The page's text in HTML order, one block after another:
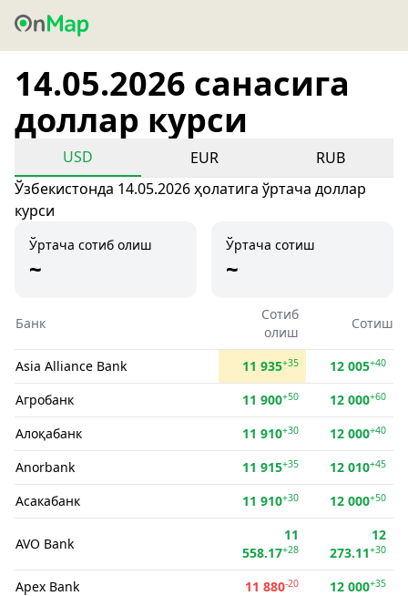
14.05.2026 санасига
доллар курси
USD EUR
RUB
Ўзбекистонда 14.05.2026 ҳолатига ўртача доллар
курси
Ўртача сотиб олиш
~
Ўртача сотиш
~
Банк
Сотиб
олиш
Сотиш
Asia Alliance Bank 11 935+35 12 005+40
Агробанк 11 900+50 12 000+60
Алоқабанк 11 910+30 12 000+40
Anorbank 11 915+35 12 010+45
Асакабанк 11 910+30 12 000+50
AVO Bank
11
558.17+28
12
273.11+30
Apex Bank 11 880-20 12 000+35